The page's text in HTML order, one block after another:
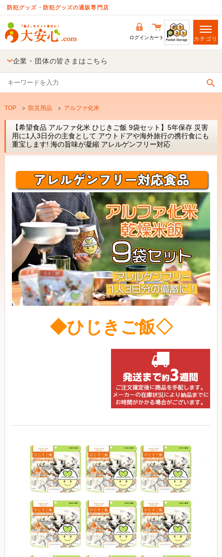
防犯グッズ・防犯グッズの通販専門店
ログインカート カテゴリ
企業・団体の皆さまはこちら
TOP 防災用品 アルファ化米
【希望食品 アルファ化米 ひじきご飯 9袋セット】5年保存 災害
用に1人3日分の主食として アウトドアや海外旅行の携行食にも
重宝します! 海の旨味が凝縮 アレルゲンフリー対応
◆ひじきご飯◇